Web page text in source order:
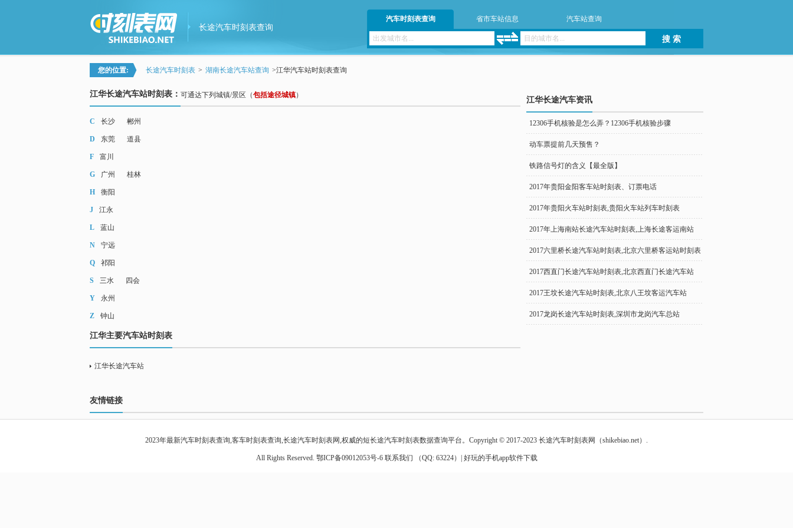
长途汽车时刻表查询
汽车时刻表查询 省市车站信息 汽车站查询
搜 索
您的位置: 长途汽车时刻表 > 湖南长途汽车站查询 >江华汽车站时刻表查询
江华长途汽车站时刻表： 可通达下列城镇/景区（包括途径城镇）
C 长沙 郴州
D 东莞 道县
F 富川
G 广州 桂林
H 衡阳
J 江永
L 蓝山
N 宁远
Q 祁阳
S 三水 四会
Y 永州
Z 钟山
江华主要汽车站时刻表
江华长途汽车站
江华长途汽车资讯
12306手机核验是怎么弄？12306手机核验步骤
动车票提前几天预售？
铁路信号灯的含义【最全版】
2017年贵阳金阳客车站时刻表、订票电话
2017年贵阳火车站时刻表,贵阳火车站列车时刻表
2017年上海南站长途汽车站时刻表,上海长途客运南站
2017六里桥长途汽车站时刻表,北京六里桥客运站时刻表
2017西直门长途汽车站时刻表,北京西直门长途汽车站
2017王坟长途汽车站时刻表,北京八王坟客运汽车站
2017龙岗长途汽车站时刻表,深圳市龙岗汽车总站
友情链接
2023年最新汽车时刻表查询,客车时刻表查询,长途汽车时刻表网,权威的短长途汽车时刻表数据查询平台。Copyright © 2017-2023 长途汽车时刻表网 （shikebiao.net）.
All Rights Reserved. 鄂ICP备09012053号-6联系我们 （QQ: 63224）| 好玩的手机app软件下载